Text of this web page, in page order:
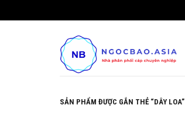
SẢN PHẨM ĐƯỢC GẮN THẺ “DÂY LOA”